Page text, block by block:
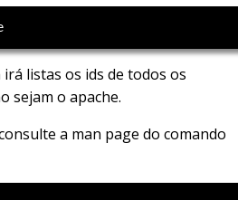
irá listas os ids de todos os
sejam o apache.
a man page do comando